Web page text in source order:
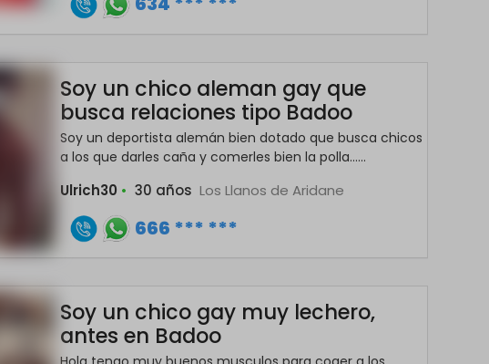
Soy un chico aleman gay que
busca relaciones tipo Badoo
Soy un deportista alemán bien dotado que busca chicos
a los que darles caña y comerles bien la polla......
Ulrich30 • 30 años Los Llanos de Aridane
666 *** ***
Soy un chico gay muy lechero,
antes en Badoo